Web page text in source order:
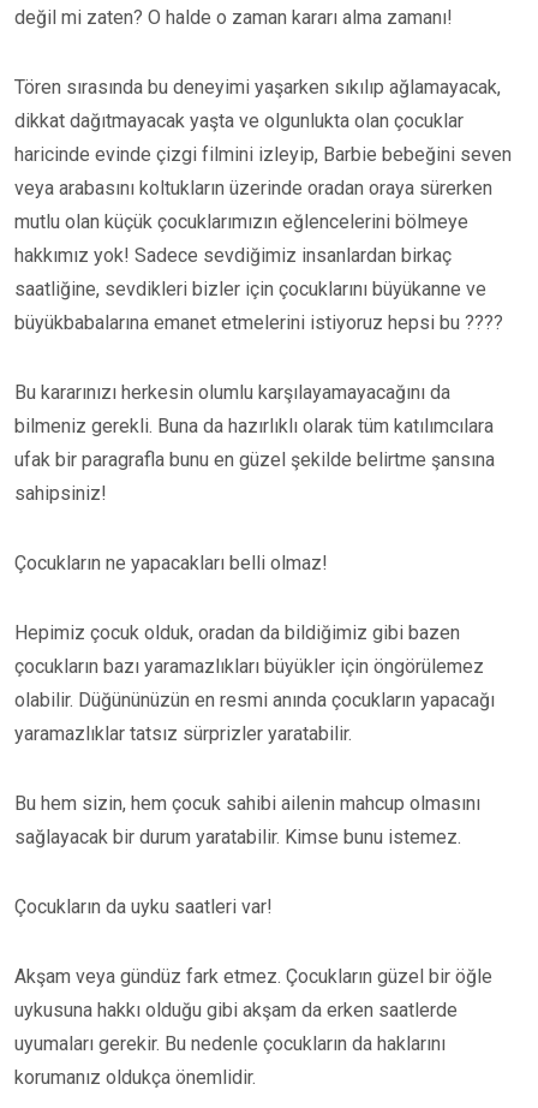
değil mi zaten? O halde o zaman kararı alma zamanı!
Tören sırasında bu deneyimi yaşarken sıkılıp ağlamayacak,
dikkat dağıtmayacak yaşta ve olgunlukta olan çocuklar
haricinde evinde çizgi filmini izleyip, Barbie bebeğini seven
veya arabasını koltukların üzerinde oradan oraya sürerken
mutlu olan küçük çocuklarımızın eğlencelerini bölmeye
hakkımız yok! Sadece sevdiğimiz insanlardan birkaç
saatliğine, sevdikleri bizler için çocuklarını büyükanne ve
büyükbabalarına emanet etmelerini istiyoruz hepsi bu ????
Bu kararınızı herkesin olumlu karşılayamayacağını da
bilmeniz gerekli. Buna da hazırlıklı olarak tüm katılımcılara
ufak bir paragrafla bunu en güzel şekilde belirtme şansına
sahipsiniz!
Çocukların ne yapacakları belli olmaz!
Hepimiz çocuk olduk, oradan da bildiğimiz gibi bazen
çocukların bazı yaramazlıkları büyükler için öngörülemez
olabilir. Düğününüzün en resmi anında çocukların yapacağı
yaramazlıklar tatsız sürprizler yaratabilir.
Bu hem sizin, hem çocuk sahibi ailenin mahcup olmasını
sağlayacak bir durum yaratabilir. Kimse bunu istemez.
Çocukların da uyku saatleri var!
Akşam veya gündüz fark etmez. Çocukların güzel bir öğle
uykusuna hakkı olduğu gibi akşam da erken saatlerde
uyumaları gerekir. Bu nedenle çocukların da haklarını
korumanız oldukça önemlidir.